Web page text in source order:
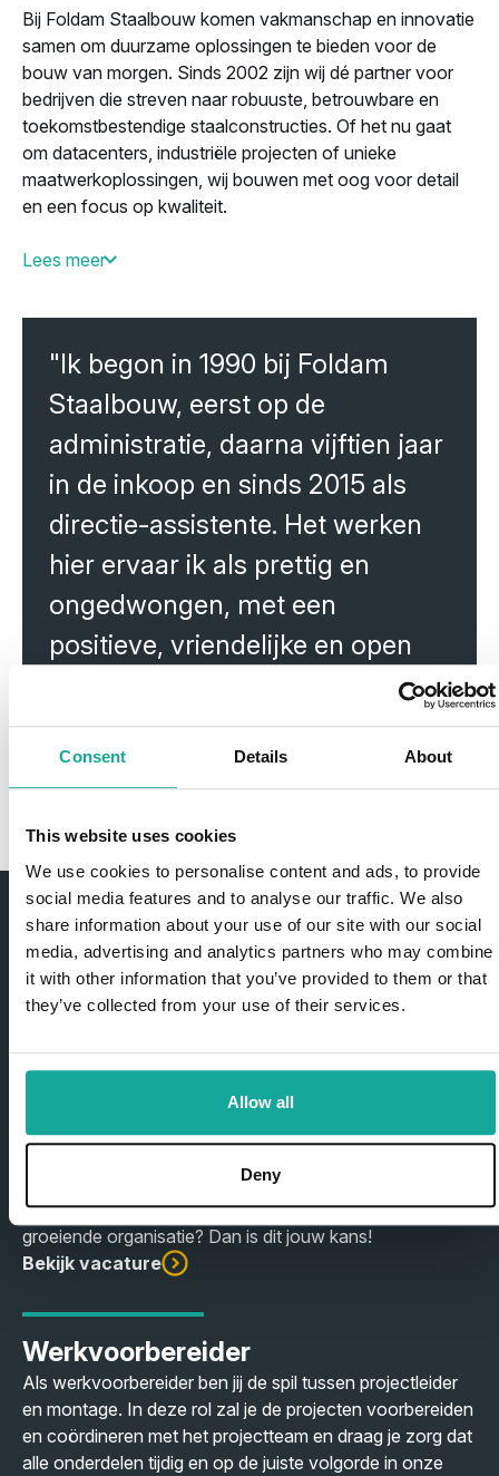
Consent Details About
This website uses cookies
We use cookies to personalise content and ads, to provide
social media features and to analyse our traffic. We also
share information about your use of our site with our social
media, advertising and analytics partners who may combine
it with other information that you’ve provided to them or that
they’ve collected from your use of their services.
Allow all
Deny
Bij Foldam Staalbouw komen vakmanschap en innovatie
samen om duurzame oplossingen te bieden voor de
bouw van morgen. Sinds 2002 zijn wij dé partner voor
bedrijven die streven naar robuuste, betrouwbare en
toekomstbestendige staalconstructies. Of het nu gaat
om datacenters, industriële projecten of unieke
maatwerkoplossingen, wij bouwen met oog voor detail
en een focus op kwaliteit.
Eenvoud en transparantie staan centraal in alles wat we
een naadloze samenwerking zorgen ervoor dat uw
Met Foldam kiest u voor een partner die verder kijkt dan
staal – wij brengen uw visie tot leven en leggen de basis
voor succes.
Lees meer
"Ik begon in 1990 bij Foldam
Staalbouw, eerst op de
administratie, daarna vijftien jaar
in de inkoop en sinds 2015 als
directie-assistente. Het werken
hier ervaar ik als prettig en
ongedwongen, met een
positieve, vriendelijke en open
cultuur waar ook gezelligheid
een plek heeft."
Brenda Lievendag
Kom werken bij Foldam
Staalbouw
Tekla tekenaar / Engineer -
Staalconstructies
afwisseling? En zie jij jezelf schitterende
staalconstructies uitwerken binnen een gezonde en
groeiende organisatie? Dan is dit jouw kans!
Bekijk vacature
Werkvoorbereider
Als werkvoorbereider ben jij de spil tussen projectleider
en montage. In deze rol zal je de projecten voorbereiden
en coördineren met het projectteam en draag je zorg dat
alle onderdelen tijdig en op de juiste volgorde in onze